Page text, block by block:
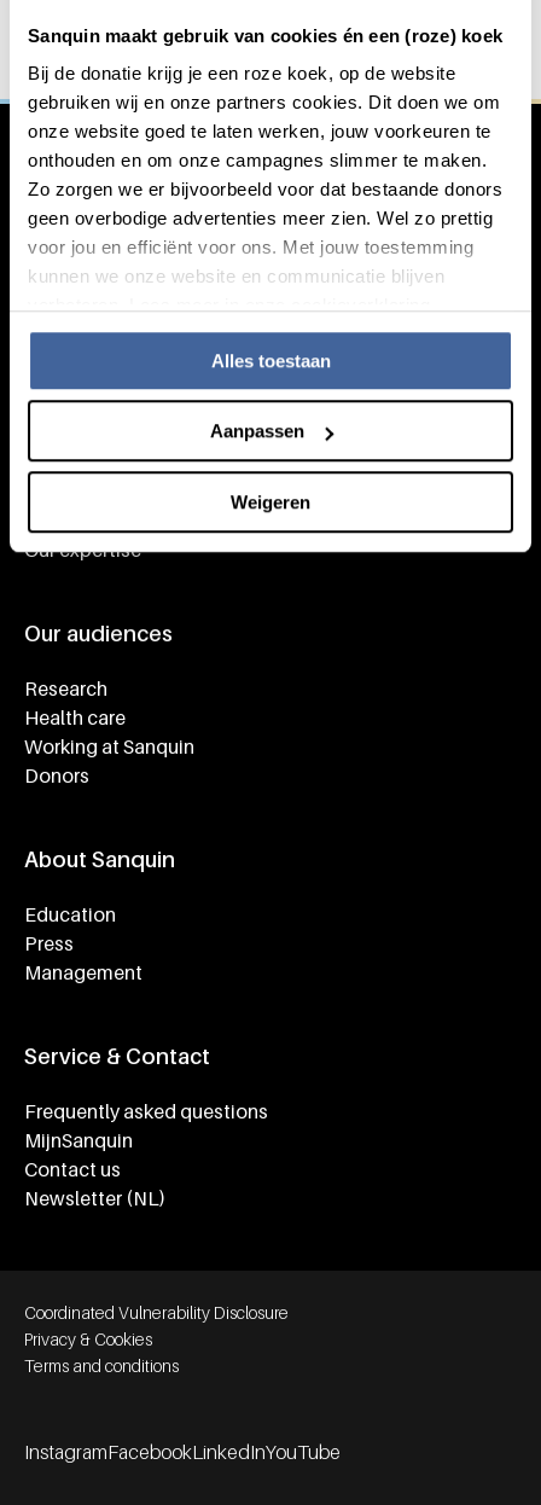
Sanquin maakt gebruik van cookies én een (roze) koek
Bij de donatie krijg je een roze koek, op de website
gebruiken wij en onze partners cookies. Dit doen we om
onze website goed te laten werken, jouw voorkeuren te
onthouden en om onze campagnes slimmer te maken.
Zo zorgen we er bijvoorbeeld voor dat bestaande donors
geen overbodige advertenties meer zien. Wel zo prettig
voor jou en efficiënt voor ons. Met jouw toestemming
kunnen we onze website en communicatie blijven
Alles toestaan
Aanpassen
Weigeren
against serious blood-related diseases. Are you
interested in working with us?
Learn more
Footer navigatie
Knowledge
Giving blood
Our expertise
Our audiences
Research
Health care
Working at Sanquin
Donors
About Sanquin
Education
Press
Management
Service & Contact
Frequently asked questions
MijnSanquin
Contact us
Newsletter (NL)
Footer bottom navigation
Coordinated Vulnerability Disclosure
Privacy & Cookies
Terms and conditions
InstagramFacebookLinkedInYouTube